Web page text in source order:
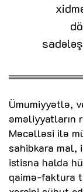
Ümumiyyətlə,
əməliyyatların
Məcəlləsi ilə
sahibkara mal,
istisna halda
qaimə-faktura